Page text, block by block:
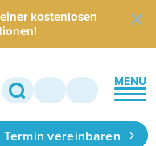
kostenlosen
Termin vereinbaren
MENU